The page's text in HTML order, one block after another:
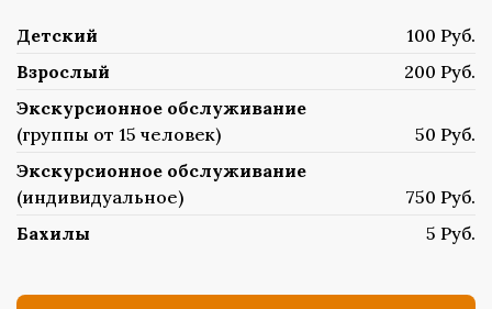
Детский
100 Руб.
Взрослый
200 Руб.
Экскурсионное обслуживание
(группы от 15 человек)
50 Руб.
Экскурсионное обслуживание
(индивидуальное)
750 Руб.
Бахилы
5 Руб.